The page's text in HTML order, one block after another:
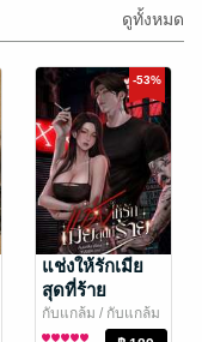
ดูทั้งหมด
-53%
แช่งให้รักเมีย
สุดที่ร้าย
กับแกล้ม / กับแกล้ม
ม
นิยายรัก